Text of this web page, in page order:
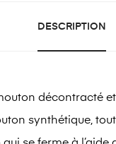
DESCRIPTION
décontracté
synthétique,